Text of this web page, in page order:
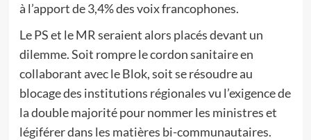
à l’apport de 3,4% des voix francophones.
Le PS et le MR seraient alors placés devant un
dilemme. Soit rompre le cordon sanitaire en
collaborant avec le Blok, soit se résoudre au
blocage des institutions régionales vu l’exigence de
la double majorité pour nommer les ministres et
légiférer dans les matières bi-communautaires.